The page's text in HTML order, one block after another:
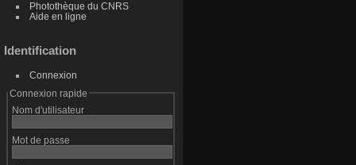
Photothèque du CNRS
Aide en ligne
Identification
Connexion
Connexion rapide
Nom d'utilisateur
Mot de passe